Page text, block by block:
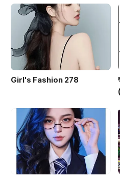
Girl's Fashion 278